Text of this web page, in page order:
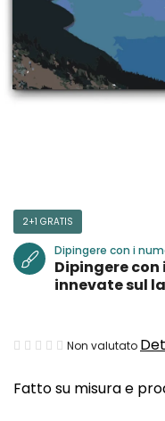
Fatto su misura e
2+1 GRATIS
Dipingere con i
Dipingere
innevate sul
La
media
Non valutato